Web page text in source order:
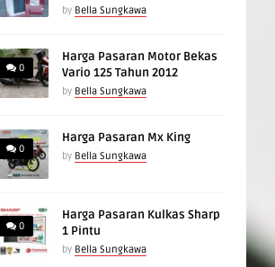
by Bella Sungkawa
0
Harga Pasaran Motor Bekas
Vario 125 Tahun 2012
by Bella Sungkawa
0
Harga Pasaran Mx King
by Bella Sungkawa
0
Harga Pasaran Kulkas Sharp
1 Pintu
by Bella Sungkawa